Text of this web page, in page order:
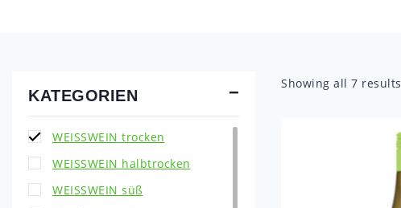
Showing all7 results
KATEGORIEN
WEISSWEIN trocken
WEISSWEIN halbtrocken
WEISSWEIN süß